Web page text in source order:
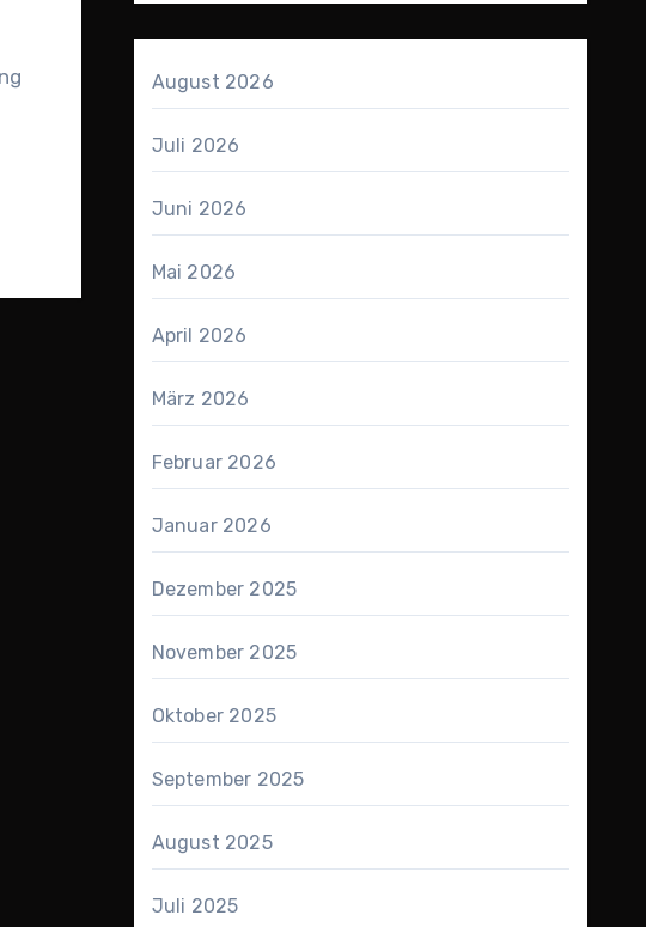
August 2026
Juli 2026
Juni 2026
Mai 2026
April 2026
März 2026
Februar 2026
Januar 2026
Dezember 2025
November 2025
Oktober 2025
September 2025
August 2025
Juli 2025